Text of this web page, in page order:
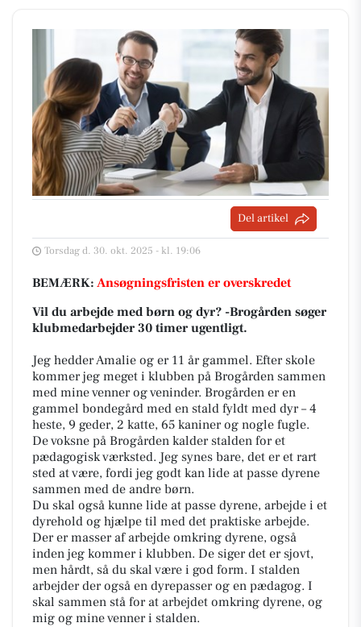
Del artikel
Torsdag d. 30. okt. 2025 - kl. 19:06
BEMÆRK: Ansøgningsfristen er overskredet
Vil du arbejde med børn og dyr? -Brogården søger
klubmedarbejder 30 timer ugentligt.
Jeg hedder Amalie og er 11 år gammel. Efter skole
kommer jeg meget i klubben på Brogården sammen
med mine venner og veninder. Brogården er en
gammel bondegård med en stald fyldt med dyr – 4
heste, 9 geder, 2 katte, 65 kaniner og nogle fugle.
De voksne på Brogården kalder stalden for et
pædagogisk værksted. Jeg synes bare, det er et rart
sted at være, fordi jeg godt kan lide at passe dyrene
sammen med de andre børn.
Du skal også kunne lide at passe dyrene, arbejde i et
dyrehold og hjælpe til med det praktiske arbejde.
Der er masser af arbejde omkring dyrene, også
inden jeg kommer i klubben. De siger det er sjovt,
men hårdt, så du skal være i god form. I stalden
arbejder der også en dyrepasser og en pædagog. I
skal sammen stå for at arbejdet omkring dyrene, og
mig og mine venner i stalden.